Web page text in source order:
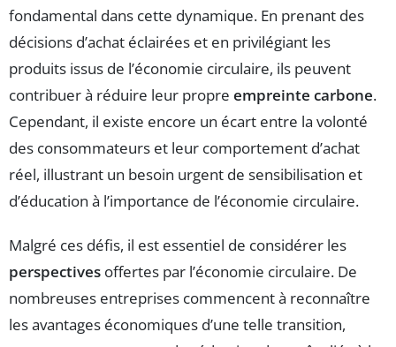
fondamental dans cette dynamique. En prenant des
décisions d’achat éclairées et en privilégiant les
produits issus de l’économie circulaire, ils peuvent
contribuer à réduire leur propre empreinte carbone.
Cependant, il existe encore un écart entre la volonté
des consommateurs et leur comportement d’achat
réel, illustrant un besoin urgent de sensibilisation et
d’éducation à l’importance de l’économie circulaire.
Malgré ces défis, il est essentiel de considérer les
perspectives offertes par l’économie circulaire. De
nombreuses entreprises commencent à reconnaître
les avantages économiques d’une telle transition,